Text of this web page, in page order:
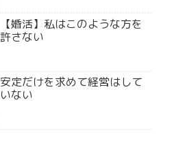
【婚活】私はこのような方を
許さない
安定だけを求めて経営はして
いない